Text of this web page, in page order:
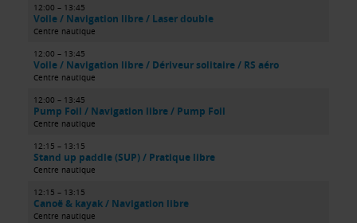
12:00 – 13:45
Voile / Navigation libre / Laser double
Centre nautique
12:00 – 13:45
Voile / Navigation libre / Dériveur solitaire / RS aéro
Centre nautique
12:00 – 13:45
Pump Foil / Navigation libre / Pump Foil
Centre nautique
12:15 – 13:15
Stand up paddle (SUP) / Pratique libre
Centre nautique
12:15 – 13:15
Canoë & kayak / Navigation libre
Centre nautique